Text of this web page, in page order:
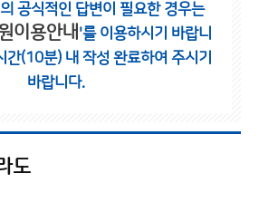
공식적인 답변이 필요한 경우는
이용안내 '를 이용하시기 바랍니
간(10분) 내 작성 완료하여 주시기
바랍니다.
도